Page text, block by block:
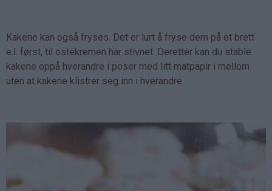
Kakene kan også fryses. Det er lurt å fryse dem på et brett
e.l. først, til ostekremen har stivnet. Deretter kan du stable
kakene oppå hverandre i poser med litt matpapir i mellom
uten at kakene klistrer seg inn i hverandre.